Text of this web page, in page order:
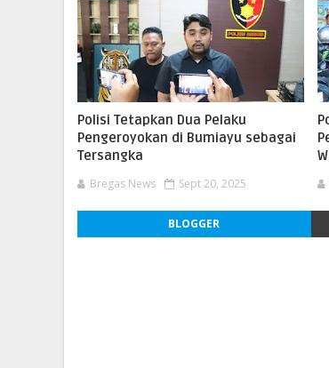
Polisi Tetapkan Dua Pelaku
Pengeroyokan di Bumiayu sebagai
Tersangka
Bregas News Sept 20, 2025
BLOGGER